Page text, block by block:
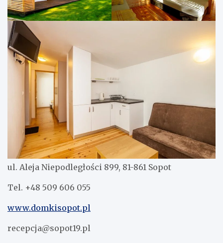
ul. Aleja Niepodległości 899, 81-861 Sopot
Tel. +48 509 606 055
www.domkisopot.pl
recepcja@sopot19.pl